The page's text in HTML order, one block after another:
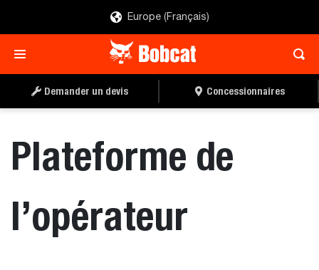
Europe (Français)
Demander un devis Concessionnaires
Plateforme de
l’opérateur
DEMANDER UN DEVIS
TROUVER UN